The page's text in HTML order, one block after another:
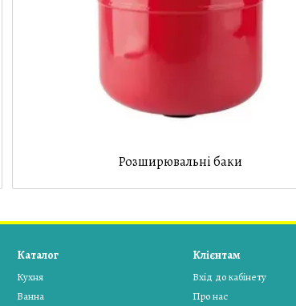
Розширювальні баки
Каталог
Кухня
Ванна
Клієнтам
Вхід до кабінету
Про нас